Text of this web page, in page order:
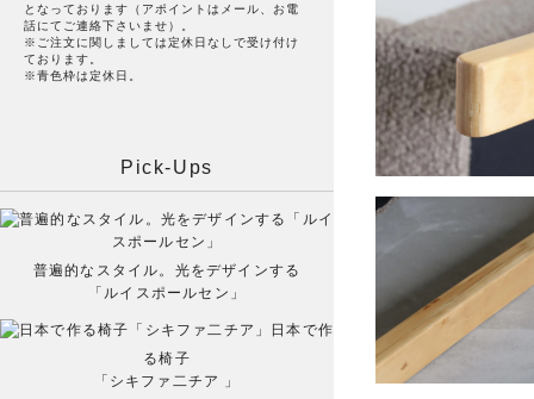
となっております（アポイントはメール、お電
話にてご連絡下さいませ）。
※ご注文に関しましては定休日なしで受け付け
ております。
※青色枠は定休日。
Pick-Ups
普遍的なスタイル。光をデザインする
「ルイスポールセン」
日本で作
る椅子
「シキファ二チア 」